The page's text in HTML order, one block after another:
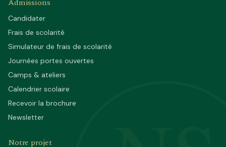
Admissions
Candidater
Frais de scolarité
Simulateur de frais de scolarité
Journées portes ouvertes
Camps & ateliers
Calendrier scolaire
Recevoir la brochure
Newsletter
Notre projet